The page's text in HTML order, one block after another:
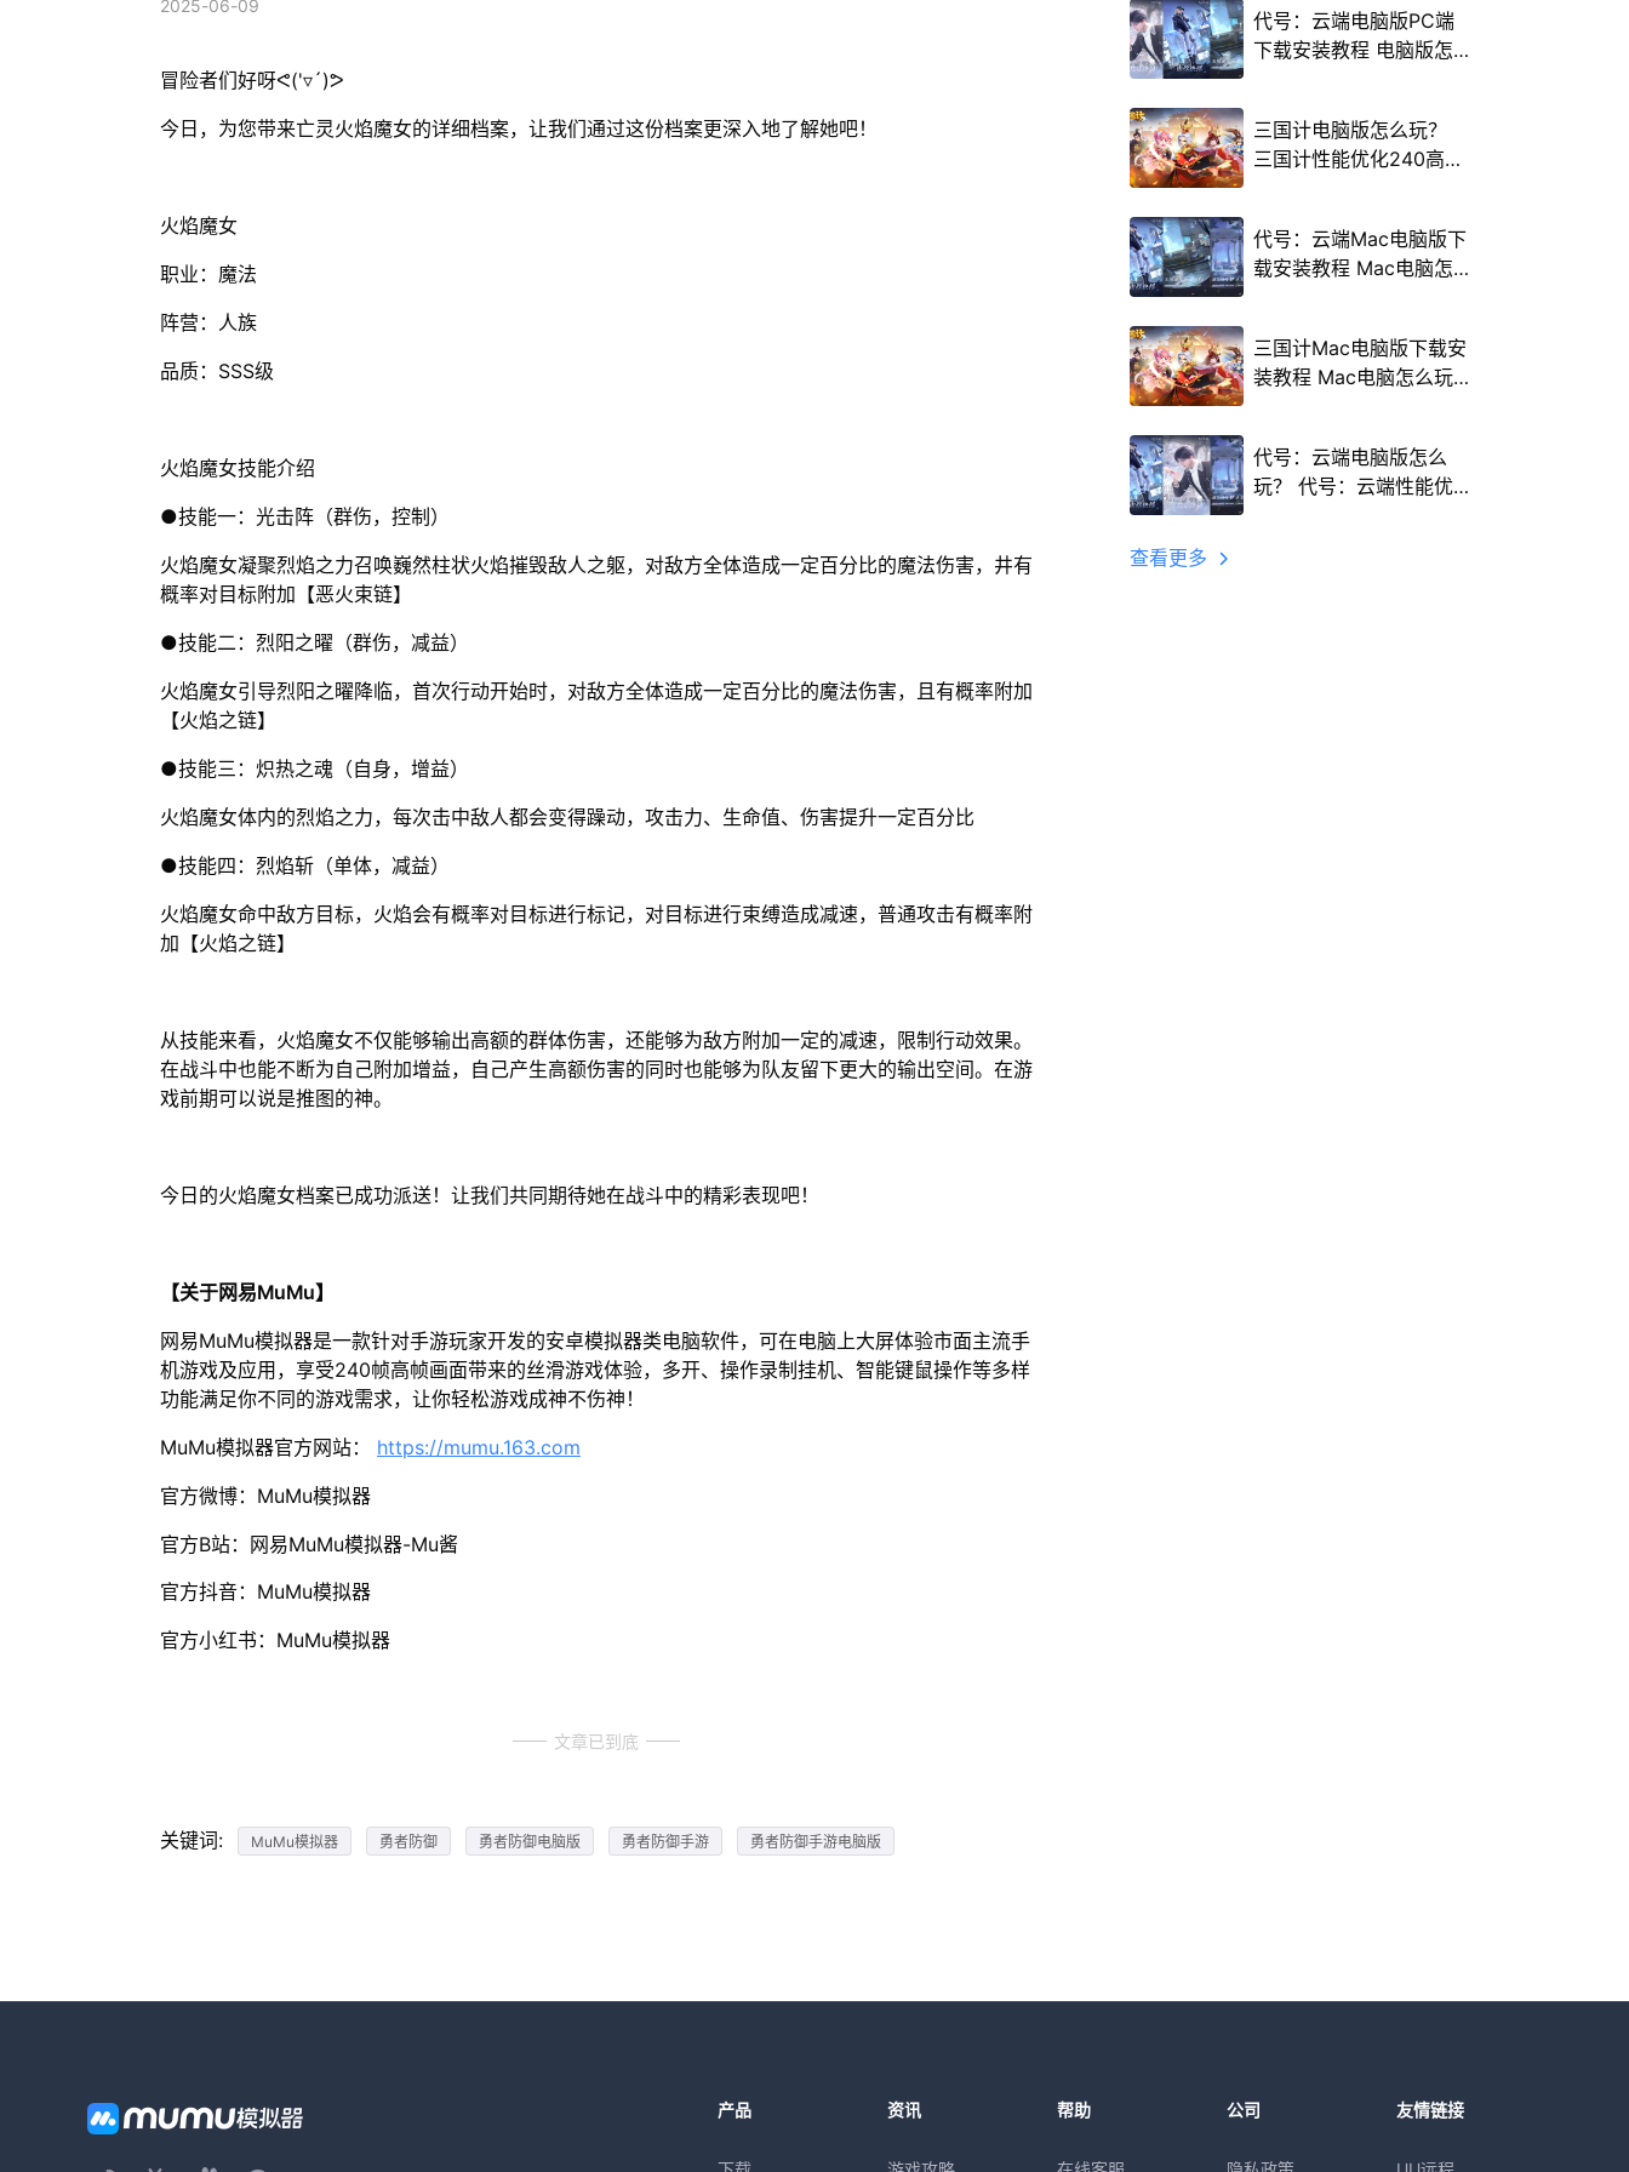
2025-06-09
冒险者们好呀ᕙ('▿´)ᕗ
今日，为您带来亡灵火焰魔女的详细档案，让我们通过这份档案更深入地了解她吧！
火焰魔女
职业：魔法
阵营：人族
品质：SSS级
火焰魔女技能介绍
●技能一：光击阵（群伤，控制）
火焰魔女凝聚烈焰之力召唤巍然柱状火焰摧毁敌人之躯，对敌方全体造成一定百分比的魔法伤害，井有
概率对目标附加【恶火束链】
●技能二：烈阳之曜（群伤，减益）
火焰魔女引导烈阳之曜降临，首次行动开始时，对敌方全体造成一定百分比的魔法伤害，且有概率附加
【火焰之链】
●技能三：炽热之魂（自身，增益）
火焰魔女体内的烈焰之力，每次击中敌人都会变得躁动，攻击力、生命值、伤害提升一定百分比
●技能四：烈焰斩（单体，减益）
火焰魔女命中敌方目标，火焰会有概率对目标进行标记，对目标进行束缚造成减速，普通攻击有概率附
加【火焰之链】
从技能来看，火焰魔女不仅能够输出高额的群体伤害，还能够为敌方附加一定的减速，限制行动效果。
在战斗中也能不断为自己附加增益，自己产生高额伤害的同时也能够为队友留下更大的输出空间。在游
戏前期可以说是推图的神。
今日的火焰魔女档案已成功派送！让我们共同期待她在战斗中的精彩表现吧！
【关于网易MuMu】
网易MuMu模拟器是一款针对手游玩家开发的安卓模拟器类电脑软件，可在电脑上大屏体验市面主流手
机游戏及应用，享受240帧高帧画面带来的丝滑游戏体验，多开、操作录制挂机、智能键鼠操作等多样
功能满足你不同的游戏需求，让你轻松游戏成神不伤神！
MuMu模拟器官方网站： https://mumu.163.com
官方微博：MuMu模拟器
官方B站：网易MuMu模拟器-Mu酱
官方抖音：MuMu模拟器
官方小红书：MuMu模拟器
文章已到底
关键词: MuMu模拟器 勇者防御 勇者防御电脑版 勇者防御手游 勇者防御手游电脑版
代号：云端电脑版PC端
下载安装教程 电脑版怎
三国计电脑版怎么玩？
三国计性能优化240高帧
代号：云端Mac电脑版下
载安装教程 Mac电脑怎
三国计Mac电脑版下载安
装教程 Mac电脑怎么玩
代号：云端电脑版怎么
玩？ 代号：云端性能优
查看更多
产品 资讯 帮助 公司 友情链接